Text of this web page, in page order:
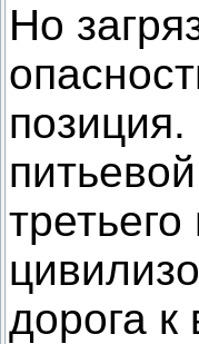
Но
позиция.
дорога